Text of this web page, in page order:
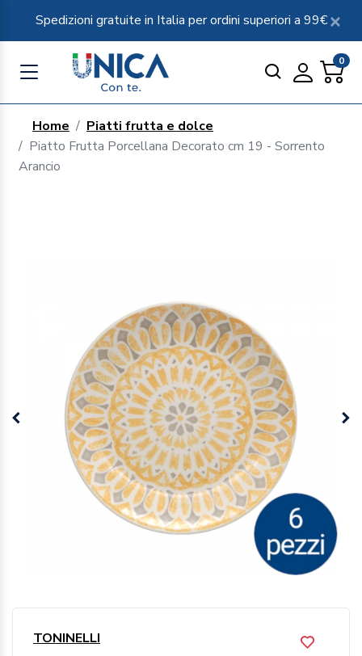
Spedizioni gratuite in Italia per ordini superiori a 99€
0
Home
Piatti frutta e dolce
Piatto Frutta Porcellana Decorato cm 19 - Sorrento
Arancio
TONINELLI